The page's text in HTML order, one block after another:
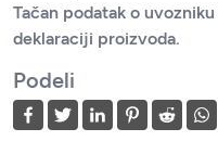
Tačan podatak o
deklaraciji proizvoda.
Podeli